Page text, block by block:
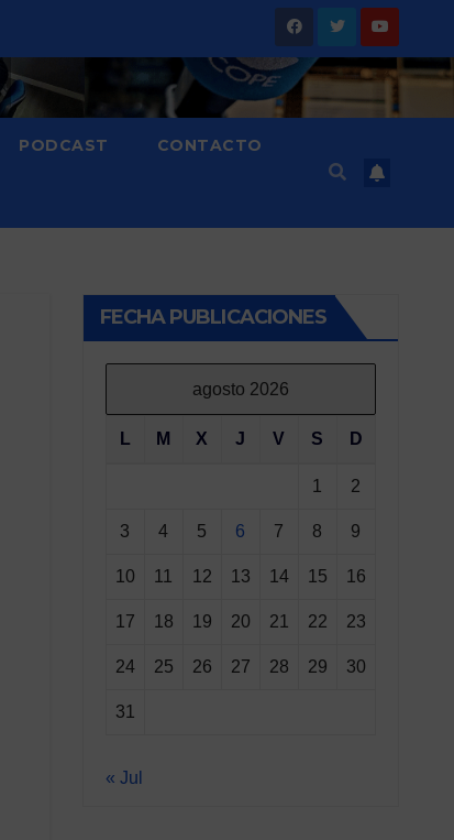
PODCAST CONTACTO
FECHA PUBLICACIONES
agosto 2026
L M X J V S D
1 2
3 4 5 6 7 8 9
10 11 12 13 14 15 16
17 18 19 20 21 22 23
24 25 26 27 28 29 30
31
« Jul